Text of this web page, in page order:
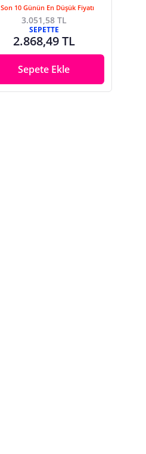
Son 10 Günün En Düşük Fiyatı
3.051,58 TL
SEPETTE
2.868,49 TL
Sepete Ekle